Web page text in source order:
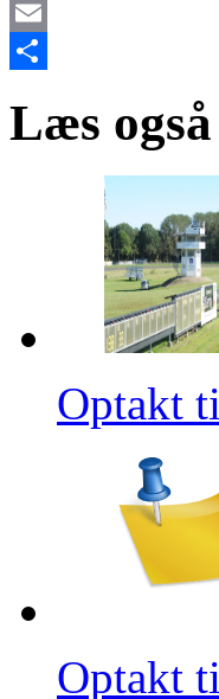
X
Email
Læs også
Optakt
Optakt